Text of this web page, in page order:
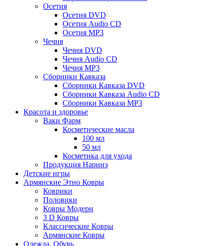
Осетия
Осетия DVD
Осетия Audio CD
Осетия MP3
Чечня
Чечня DVD
Чечня Audio CD
Чечня MP3
Сборники Кавказа
Сборники Кавказа DVD
Сборники Кавказа Audio CD
Сборники Кавказа MP3
Красота и здоровье
Ваки Фарм
Косметические масла
100 мл
50 мл
Косметика для ухода
Продукция Наринэ
Детские игры
Армянские Этно Ковры
Коврики
Половики
Ковры Модерн
3 D Ковры
Классические Ковры
Армянские Ковры
Одежда. Обувь